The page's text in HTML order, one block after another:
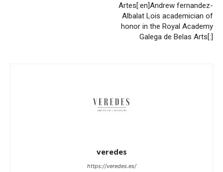
Artes[:en]Andrew fernandez-
Albalat Lois academician of
honor in the Royal Academy
Galega de Belas Arts[:]
veredes
https://veredes.es/